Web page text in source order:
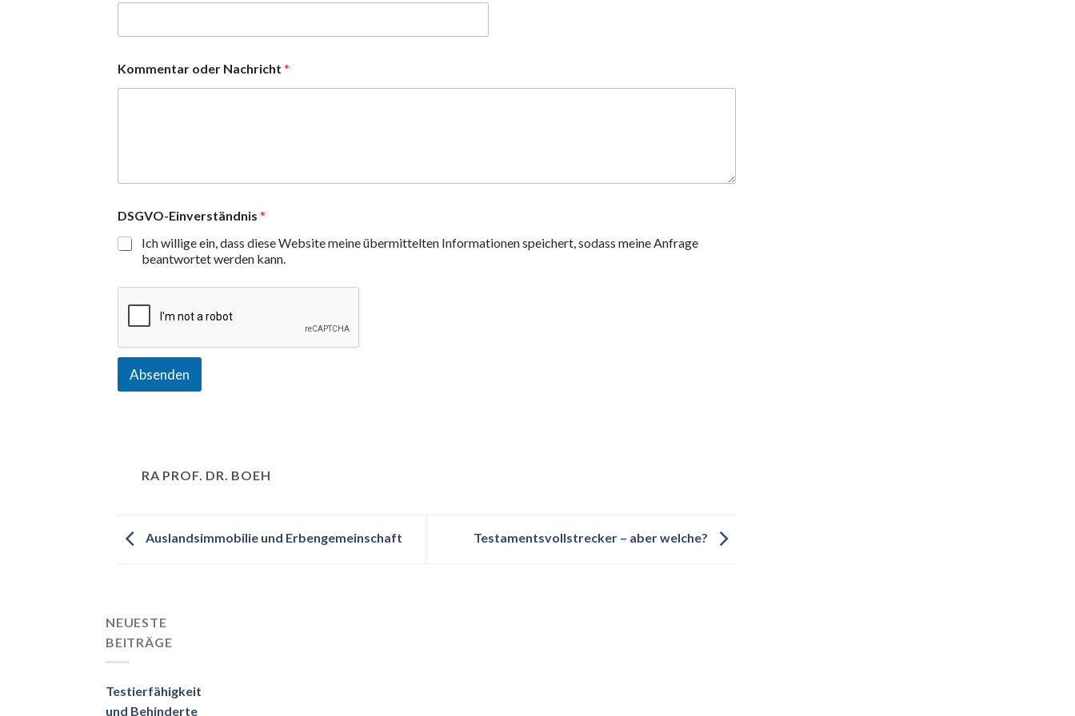
Kommentar oder Nachricht *
DSGVO-Einverständnis *
Ich willige ein, dass diese Website meine übermittelten Informationen speichert, sodass meine Anfrage
beantwortet werden kann.
Absenden
RA PROF. DR. BOEH
Auslandsimmobilie und Erbengemeinschaft Testamentsvollstrecker – aber welche?
NEUESTE
BEITRÄGE
Testierfähigkeit
und Behinderte